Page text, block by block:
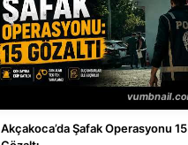
Akçakoca’da Şafak Operasyonu 15